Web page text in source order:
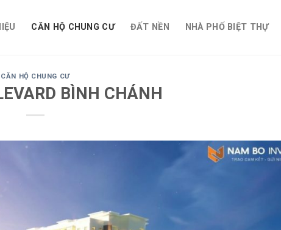
CĂN HỘ CHUNG CƯ ĐẤT NỀN NHÀ PHỐ BIỆT THỰ
CĂN HỘ CHUNG CƯ
BÌNH CHÁNH